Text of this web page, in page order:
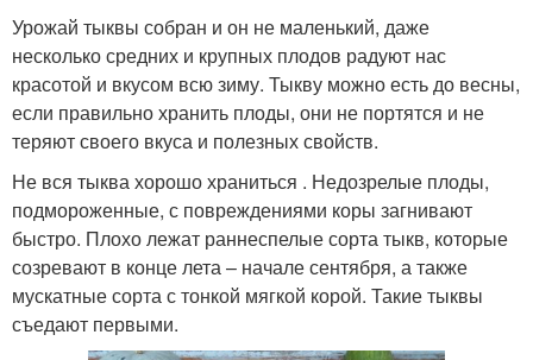
Урожай тыквы собран и он не маленький, даже
несколько средних и крупных плодов радуют нас
красотой и вкусом всю зиму. Тыкву можно есть до весны,
если правильно хранить плоды, они не портятся и не
теряют своего вкуса и полезных свойств.
Не вся тыква хорошо храниться . Недозрелые плоды,
подмороженные, с повреждениями коры загнивают
быстро. Плохо лежат раннеспелые сорта тыкв, которые
созревают в конце лета – начале сентября, а также
мускатные сорта с тонкой мягкой корой. Такие тыквы
съедают первыми.